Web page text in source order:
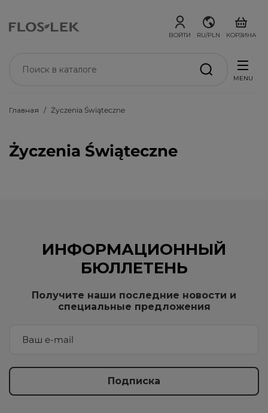
ВОЙТИ RU/PLN КОРЗИНА
MENU
Главная Życzenia Świąteczne
Życzenia Świąteczne
ИНФОРМАЦИОННЫЙ
БЮЛЛЕТЕНЬ
Получите наши последние новости и
специальные предложения